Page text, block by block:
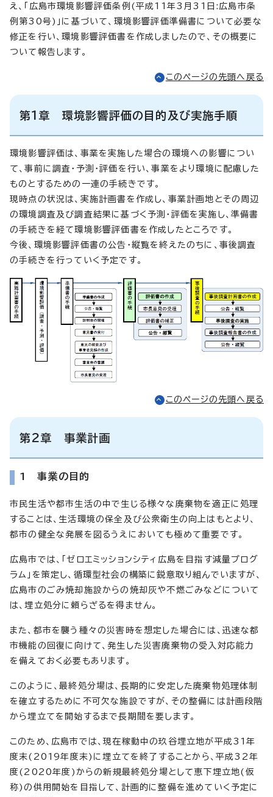
え、「広島市環境影響評価条例(平成11年3月31日:広島市条
例第30号)」に基づいて、環境影響評価準備書について必要な
修正を行い、環境影響評価書を作成しましたので、その概要に
ついて報告します。
このページの先頭へ戻る
第1章 環境影響評価の目的及び実施手順
環境影響評価は、事業を実施した場合の環境への影響につい
て、事前に調査・予測・評価を行い、事業をより環境に配慮した
ものとするための一連の手続きです。
現時点の状況は、実施計画書を作成し、事業計画地とその周辺
の環境調査及び調査結果に基づく予測・評価を実施し、準備書
の手続きを経て環境影響評価書を作成したところです。
今後、環境影響評価書の公告・縦覧を終えたのちに、事後調査
の手続きを行っていく予定です。
このページの先頭へ戻る
第2章 事業計画
1 事業の目的
市民生活や都市生活の中で生じる様々な廃棄物を適正に処理
することは、生活環境の保全及び公衆衛生の向上はもとより、
都市の健全な発展を図るうえにおいても極めて重要です。
広島市では、「ゼロエミッションシティ広島を目指す減量プログ
ラム」を策定し、循環型社会の構築に鋭意取り組んでいますが、
広島市のごみ焼却施設からの焼却灰や不燃ごみなどについて
は、埋立処分に頼らざるを得ません。
また、都市を襲う種々の災害時を想定した場合には、迅速な都
市機能の回復に向けて、発生した災害廃棄物の受入対応能力
を備えておく必要もあります。
このように、最終処分場は、長期的に安定した廃棄物処理体制
を確立するために不可欠な施設ですが、その整備には計画段階
から埋立てを開始するまで長期間を要します。
このため、広島市では、現在稼動中の玖谷埋立地が平成31年
度末(2019年度末)に埋立てを終了することから、平成32年
度(2020年度)からの新規最終処分場として恵下埋立地(仮
称)の供用開始を目指して、計画的に整備を進めていく予定に